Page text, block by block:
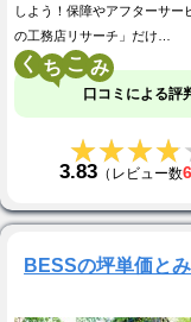
しよう！保障やアフターサー
の工務店リサーチ」だけ…
く こ
口コミによる評
3.83 （レビュー数6
BESSの坪単価と